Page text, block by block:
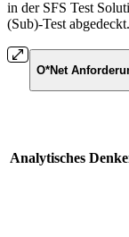
in der SFS Test
(Sub)-Test abgedeckt.
O*Net Anfor
Analytisches